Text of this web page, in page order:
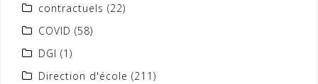
contractuels (22)
COVID (58)
DGI (1)
Direction d'école (211)